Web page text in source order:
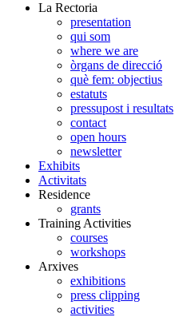
La Rectoria
presentation
qui som
where we are
òrgans de direcció
què fem: objectius
estatuts
pressupost i resultats
contact
open hours
newsletter
Exhibits
Activitats
Residence
grants
Training Activities
courses
workshops
Arxives
exhibitions
press clipping
activities